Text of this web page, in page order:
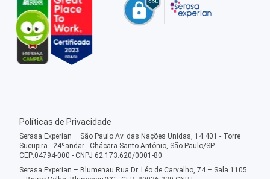
Políticas de Privacidade
Serasa Experian – São Paulo Av. das Nações Unidas, 14.401 - Torre
Sucupira - 24ºandar - Chácara Santo Antônio, São Paulo/SP -
CEP:04794-000 - CNPJ 62.173.620/0001-80
Serasa Experian – Blumenau Rua Dr. Léo de Carvalho, 74 – Sala 1105